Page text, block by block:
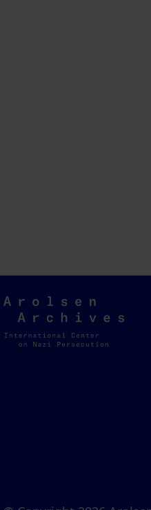
Arolsen
Archives